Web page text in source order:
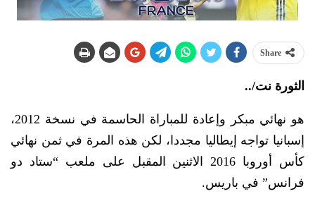
Share
الثورة نت/..
هو نهائي مبكر وإعادة للمباراة الحاسمة في نسخة 2012،
إسبانيا تواجه إيطاليا مجددا، لكن هذه المرة في ثمن نهائي
كأس أوروبا 2016 الاثنين المقبل على ملعب “ستاد دو
فرانس” في باريس.